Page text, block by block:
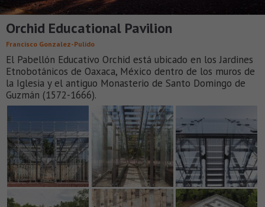
Orchid Educational Pavilion
Francisco Gonzalez-Pulido
El Pabellón Educativo Orchid está ubicado en los Jardines
Etnobotánicos de Oaxaca, México dentro de los muros de
la Iglesia y el antiguo Monasterio de Santo Domingo de
Guzmán (1572-1666).